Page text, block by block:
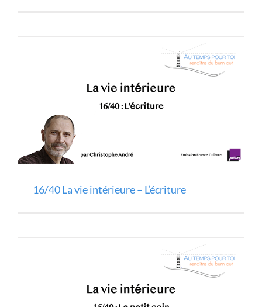
16/40 La vie intérieure – L’écriture